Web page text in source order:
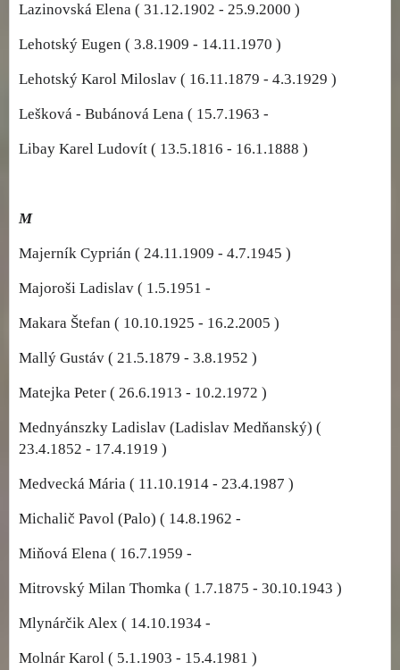
Lazinovská Elena ( 31.12.1902 - 25.9.2000 )
Lehotský Eugen ( 3.8.1909 - 14.11.1970 )
Lehotský Karol Miloslav ( 16.11.1879 - 4.3.1929 )
Lešková - Bubánová Lena ( 15.7.1963 -
Libay Karel Ludovít ( 13.5.1816 - 16.1.1888 )
M
Majerník Cyprián ( 24.11.1909 - 4.7.1945 )
Majoroši Ladislav ( 1.5.1951 -
Makara Štefan ( 10.10.1925 - 16.2.2005 )
Mallý Gustáv ( 21.5.1879 - 3.8.1952 )
Matejka Peter ( 26.6.1913 - 10.2.1972 )
Mednyánszky Ladislav (Ladislav Medňanský) (
23.4.1852 - 17.4.1919 )
Medvecká Mária ( 11.10.1914 - 23.4.1987 )
Michalič Pavol (Palo) ( 14.8.1962 -
Miňová Elena ( 16.7.1959 -
Mitrovský Milan Thomka ( 1.7.1875 - 30.10.1943 )
Mlynárčik Alex ( 14.10.1934 -
Molnár Karol ( 5.1.1903 - 15.4.1981 )